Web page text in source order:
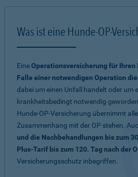
Was ist eine Hunde-OP-
EineOperationsversicherung für Ihren
Falle einer notwendigen Operation
dabei um einen Unfall handelt oder um
krankheitsbedingt notwendig
Hunde-OP-Versicherung übernimmt
Zusammenhang mit der OP stehen.
und die Nachbehandlungen bis zum
Plus-Tarif bis zum 120. Tag nach der
Versicherungsschutz inbegriffen.